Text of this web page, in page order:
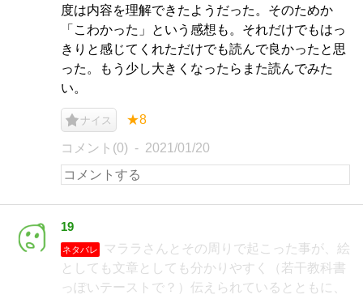
度は内容を理解できたようだった。そのためか
「こわかった」という感想も。それだけでもはっ
きりと感じてくれただけでも読んで良かったと思
った。もう少し大きくなったらまた読んでみた
い。
ナイス ★8
コメント(0) 2021/01/20
19
ネタバレ
マララさんとその周りで起こった事が、絵
としても文章としても分かりやすく（若干教科書
っぽいテーストで？）伝えられているとともに、